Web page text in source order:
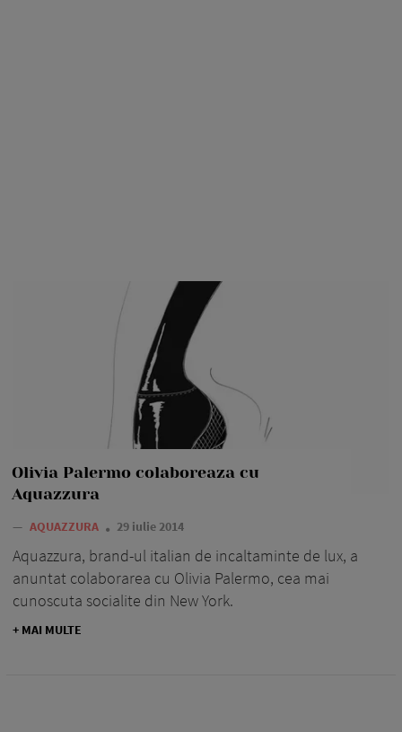
Olivia Palermo colaboreaza cu
Aquazzura
— AQUAZZURA 29 iulie 2014
Aquazzura, brand-ul italian de incaltaminte de lux, a
anuntat colaborarea cu Olivia Palermo, cea mai
cunoscuta socialite din New York.
+ MAI MULTE